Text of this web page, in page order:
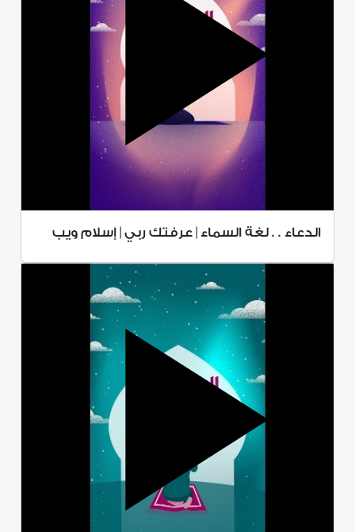
الدعاء . . لغة السماء | عرفتك ربي | إسلام ويب